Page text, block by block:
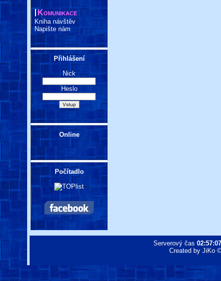
Komunikace
Kniha návštěv
Napište nám
Přihlášení
Nick
Heslo
Online
Počítadlo
Serverový čas 02:57:07
Created by JiKo